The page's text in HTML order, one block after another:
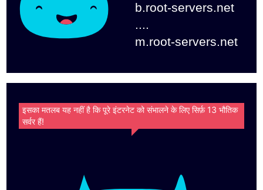
b.root-servers.net
....
m.root-servers.net
इसका मतलब यह नहीं है कि पूरे इंटरनेट को संभालने के लिए सिर्फ़ 13 भौतिक
सर्वर हैं!